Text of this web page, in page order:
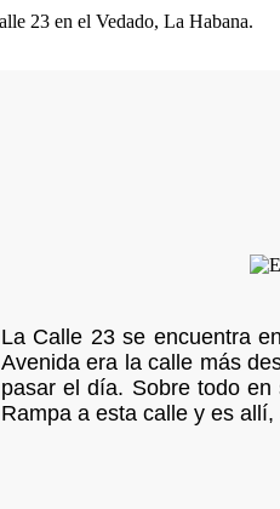
La Calle 23 se encuentra
Avenida era la calle más
pasar el día. Sobre todo
Rampa a esta calle y es